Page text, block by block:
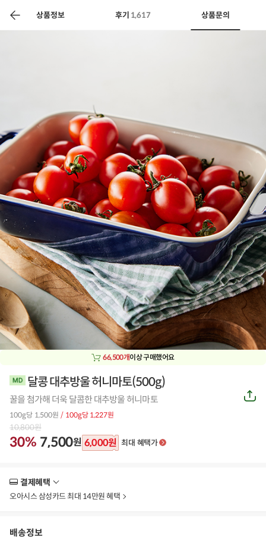
상품정보 후기 1,617 상품문의
공인 농축산물할인 찬들마루 주문/배송 고객센터
66,500개이상 구매했어요
달콩 대추방울 허니마토(500g)
꿀을 첨가해 더욱 달콤한 대추방울 허니마토
100g당 1,500원 / 100g당 1,227원
10,800원
30% 7,500원 6,000원 최대 혜택가
공
유
결제혜택
보
오아시스 삼성카드 최대 14만원 혜택
배송정보